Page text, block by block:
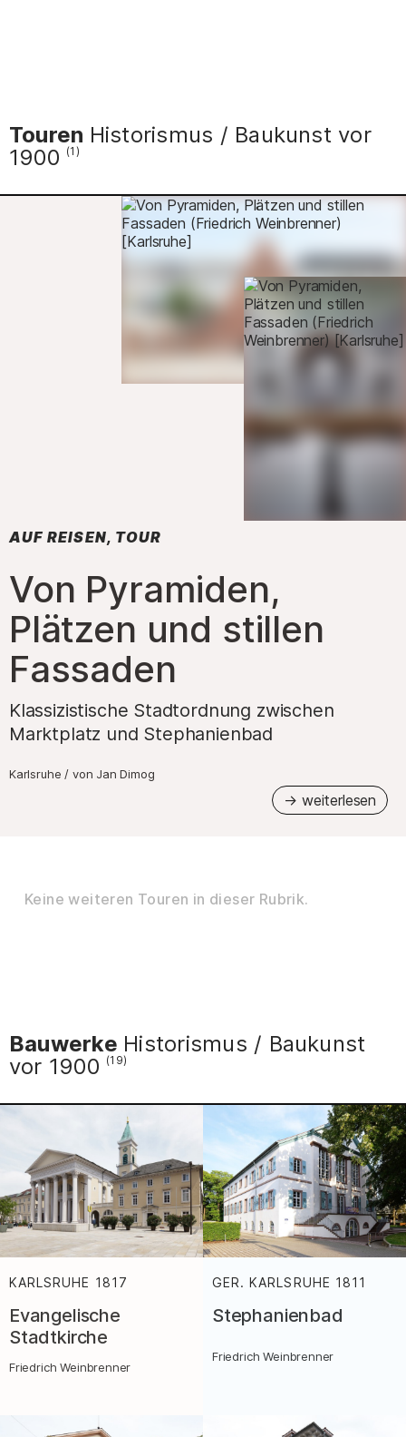
Touren Historismus / Baukunst vor
1900 (1)
AUF REISEN, TOUR
Von Pyramiden,
Plätzen und stillen
Fassaden
Klassizistische Stadtordnung zwischen
Marktplatz und Stephanienbad
Karlsruhe / von Jan Dimog
Keine weiteren Touren in dieser Rubrik.
Bauwerke Historismus / Baukunst
vor 1900 (19)
KARLSRUHE 1817
Evangelische
Stadtkirche
Friedrich Weinbrenner
GER. KARLSRUHE 1811
Stephanienbad
Friedrich Weinbrenner